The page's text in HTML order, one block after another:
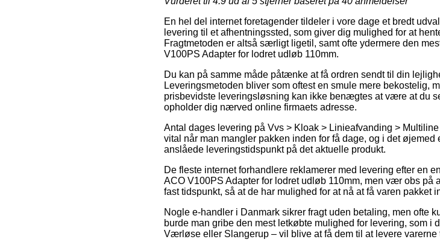
En hel del internet foretagender tildeler i vore dage et bredt
levering til et afhentningssted, som giver dig mulighed for at
Fragtmetoden er altså særligt ligetil, samt ofte ydermere den
V100PS Adapter for lodret udløb 110mm.
Du kan på samme måde påtænke at få ordren sendt til din
Leveringsmetoden bliver som oftest en smule mere bekostelig,
prisbevidste leveringsløsning kan ikke benægtes at være at du
opholder dig nærved online firmaets adresse.
Antal dages levering på Vvs > Kloak > Linieafvanding >
vital når man mangler pakken inden for få dage, og i det
anslåede leveringstidspunkt på det aktuelle produkt.
De fleste internet forhandlere reklamerer med levering efter en
ACO V100PS Adapter for lodret udløb 110mm, men vær obs
fast tidspunkt, så at de har mulighed for at nå at få varen pakket
Nogle e-handler i Danmark sikrer fragt uden betaling, men ofte
burde man gribe den mest letkøbte mulighed for levering, som
Værløse eller Slangerup – vil blive at få dem til at levere varerne